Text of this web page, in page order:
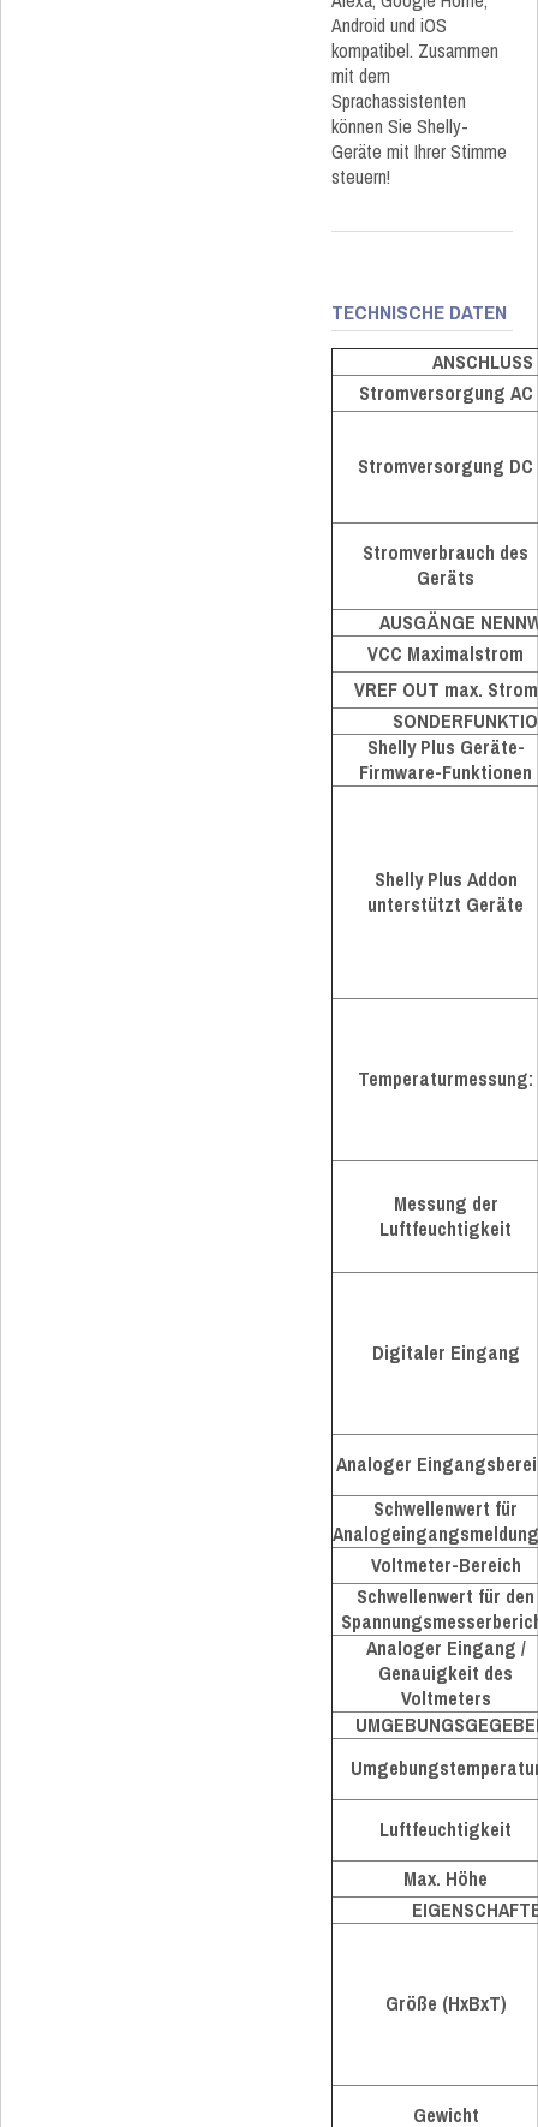
Android und iOS
kompatibel. Zusammen
mit dem
Sprachassistenten
können Sie Shelly-
Geräte mit Ihrer Stimme
steuern!
TECHNISCHE DATEN
ANSCHLUSS
Stromversorgung AC
Stromversorgung DC
Stromverbrauch des
Geräts
AUSGÄNGE
VCC Maximalstrom
VREF OUT max. Strom
Shelly Plus Geräte-
Firmware-Funktionen
Shelly Plus Addon
unterstützt Geräte
Temperaturmessung:
Messung der
Luftfeuchtigkeit
Digitaler Eingang
Analoger
Schwellenwert für
Voltmeter-Bereich
Schwellenwert für den
Analoger Eingang /
Genauigkeit des
Voltmeters
Luftfeuchtigkeit
Max. Höhe
Größe (HxBxT)
Gewicht